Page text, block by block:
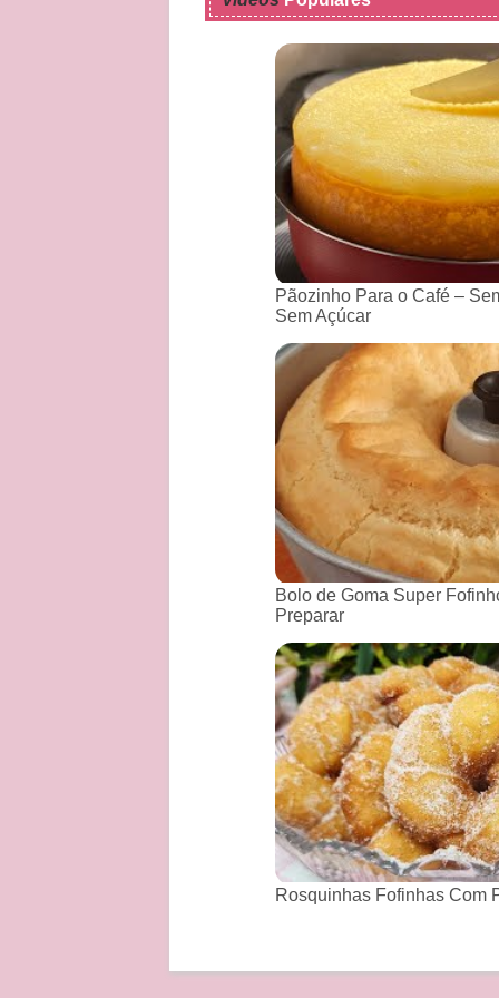
Pãozinho Para o Café –
Sem Açúcar
Bolo de Goma Super
Preparar
Rosquinhas Fofinhas Com